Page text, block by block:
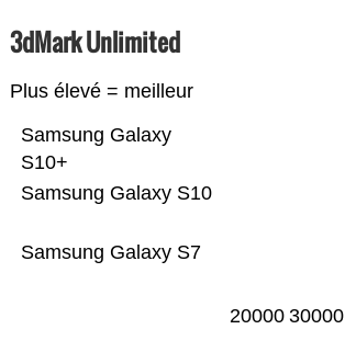
3dMark Unlimited
Plus élevé = meilleur
Samsung Galaxy S7
Samsung Galaxy S10
Samsung Galaxy
S10+
20000 30000